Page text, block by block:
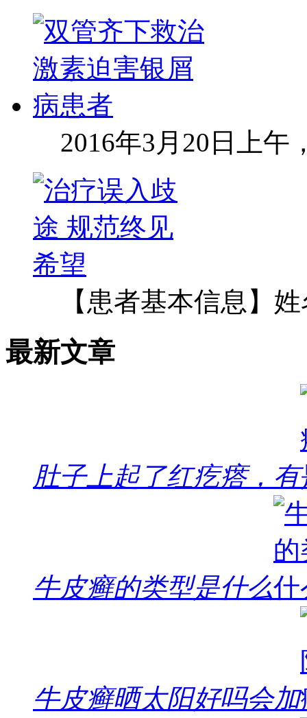
2016年3月20日上午
【患者基本信息】
最新文章
肚子上起了红疙瘩，有
牛皮癣的类型是什么
牛皮癣晒太阳好吗会加